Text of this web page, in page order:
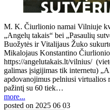
M. K. Čiurlionio namai Vilniuje
„Angelų takais“ bei „Pasaulių
Buožytės ir Vitalijaus Žuko
Mikalojaus Konstantino
https://angelutakais.lt/vilnius/
galimas įsigijimas tik internetu)
apdovanojimus pelniusi virtualios
pažintį su 60 tiek…
more...
posted on 2025 06 03